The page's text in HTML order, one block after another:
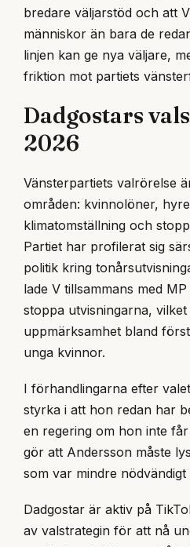
bredare väljarstöd och att
människor än bara de
linjen kan ge nya väljare,
friktion mot partiets
Dadgostars
2026
Vänsterpartiets valrörelse
områden: kvinnolöner,
klimatomställning och
Partiet har profilerat sig
politik kring
lade V tillsammans med
stoppa utvisningarna,
uppmärksamhet bland
unga kvinnor.
I förhandlingarna efter
styrka i att hon redan har
en regering om hon inte
gör att Andersson måste
som var mindre nödvändigt
Dadgostar är aktiv på
av valstrategin för att nå